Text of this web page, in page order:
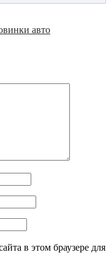
авто
в этом браузере для